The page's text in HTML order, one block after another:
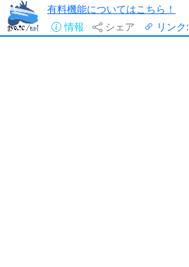
有料機能についてはこちら！
情報
シェア リンク: